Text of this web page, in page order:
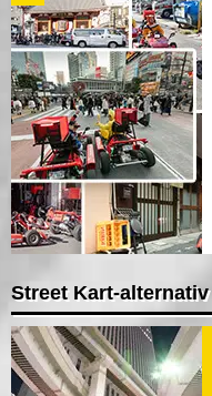
Street Kart-alternativ